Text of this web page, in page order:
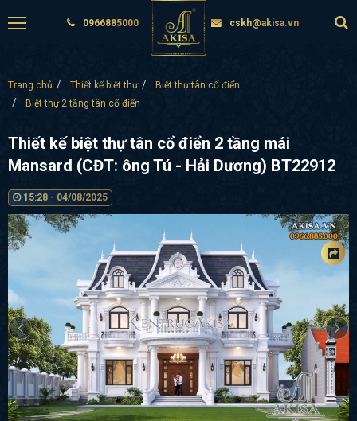
0966885000 cskh@akisa.vn
Trang chủ Thiết kế biệt thự
Biệt thự tân cổ điển
Biệt thự 2 tầng tân cổ điển
Thiết kế biệt thự tân cổ điển 2 tầng mái
Mansard (CĐT: ông Tú - Hải Dương) BT22912
15:28 - 04/08/2025